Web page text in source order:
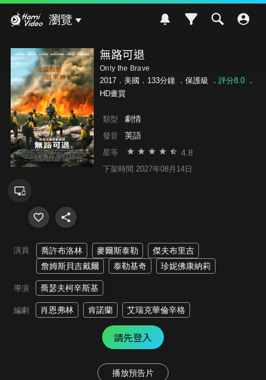
瀏覽
無路可退
Only the Brave
2017．美國．133分鐘 ． 保護級 ． 評分8.0．
HD畫質
類型 劇情
發音 英語
星等 4.8
下架時間 2027年08月14日
演員 喬許布洛林 麥爾斯泰勒
傑夫布里吉
詹姆斯貝吉戴爾
泰勒基奇 珍妮佛康納莉
導演 喬瑟夫柯辛斯基
編劇 肖恩弗林 肯諾蘭 艾瑞克華倫辛格
請先登入
播放預告片